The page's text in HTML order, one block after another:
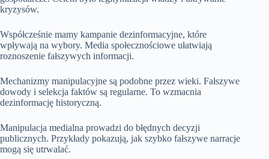
kryzysów.
Współcześnie mamy kampanie dezinformacyjne, które
wpływają na wybory. Media społecznościowe ułatwiają
roznoszenie fałszywych informacji.
Mechanizmy manipulacyjne są podobne przez wieki. Fałszywe
dowody i selekcja faktów są regularne. To wzmacnia
dezinformację historyczną.
Manipulacja medialna prowadzi do błędnych decyzji
publicznych. Przykłady pokazują, jak szybko fałszywe narracje
mogą się utrwalać.